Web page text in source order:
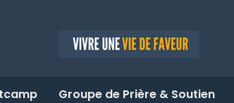
Groupe de Prière & Soutien